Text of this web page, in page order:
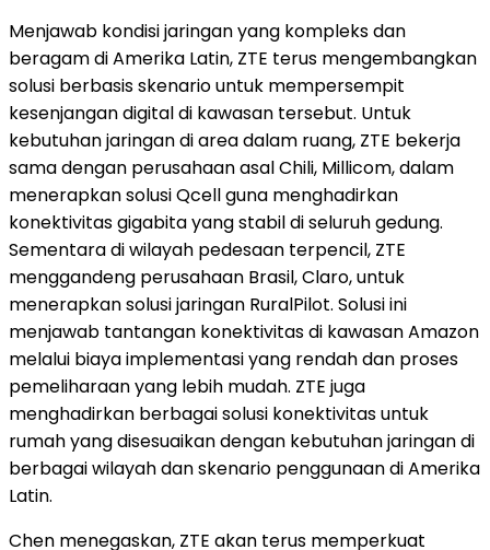
Menjawab kondisi jaringan yang kompleks dan
beragam di Amerika Latin, ZTE terus mengembangkan
solusi berbasis skenario untuk mempersempit
kesenjangan digital di kawasan tersebut. Untuk
kebutuhan jaringan di area dalam ruang, ZTE bekerja
sama dengan perusahaan asal Chili, Millicom, dalam
menerapkan solusi Qcell guna menghadirkan
konektivitas gigabita yang stabil di seluruh gedung.
Sementara di wilayah pedesaan terpencil, ZTE
menggandeng perusahaan Brasil, Claro, untuk
menerapkan solusi jaringan RuralPilot. Solusi ini
menjawab tantangan konektivitas di kawasan Amazon
melalui biaya implementasi yang rendah dan proses
pemeliharaan yang lebih mudah. ZTE juga
menghadirkan berbagai solusi konektivitas untuk
rumah yang disesuaikan dengan kebutuhan jaringan di
berbagai wilayah dan skenario penggunaan di Amerika
Latin.
Chen menegaskan, ZTE akan terus memperkuat